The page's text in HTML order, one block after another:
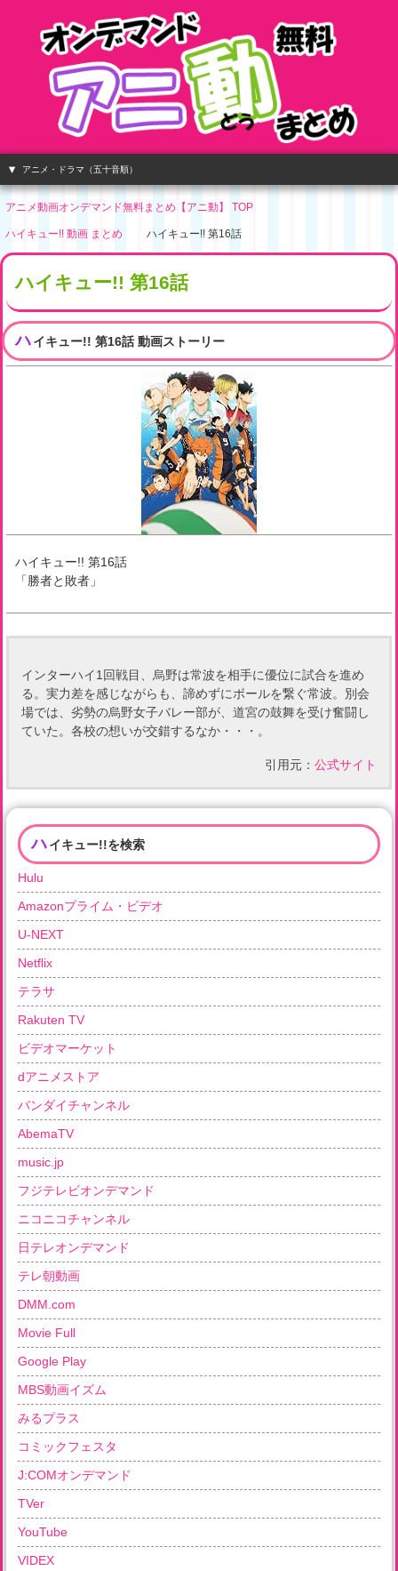
アニメ・ドラマ（五十音順）
アニメ動画オンデマンド無料まとめ【アニ動】 TOP
ハイキュー!! 動画 まとめ ハイキュー!! 第16話
ハイキュー!! 第16話
ハイキュー!! 第16話 動画ストーリー
ハイキュー!! 第16話
「勝者と敗者 」
インターハイ1回戦目、烏野は常波を相手に優位に試合を進め
る。実力差を感じながらも、諦めずにボールを繋ぐ常波。別会
場では、劣勢の烏野女子バレー部が、道宮の鼓舞を受け奮闘し
ていた。各校の想いが交錯するなか・・・。
引用元： 公式サイト
ハイキュー!!を検索
Hulu
Amazonプライム・ビデオ
U-NEXT
Netflix
テラサ
Rakuten TV
ビデオマーケット
dアニメストア
バンダイチャンネル
AbemaTV
music.jp
フジテレビオンデマンド
ニコニコチャンネル
日テレオンデマンド
テレ朝動画
DMM.com
Movie Full
Google Play
MBS動画イズム
みるプラス
コミックフェスタ
J:COMオンデマンド
TVer
YouTube
VIDEX